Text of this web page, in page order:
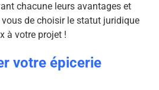
chacune leurs avantages et
de choisir le statut juridique
à votre projet !
votre épicerie